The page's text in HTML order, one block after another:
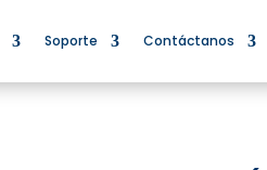
Soporte Contáctanos